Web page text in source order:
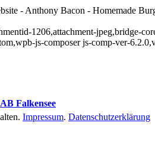
- Anthony Bacon - Homemade
1206,attachment-jpeg,bridge-
js-composer js-comp-ver-
AB Falkensee
Impressum. Datenschutzerklärung